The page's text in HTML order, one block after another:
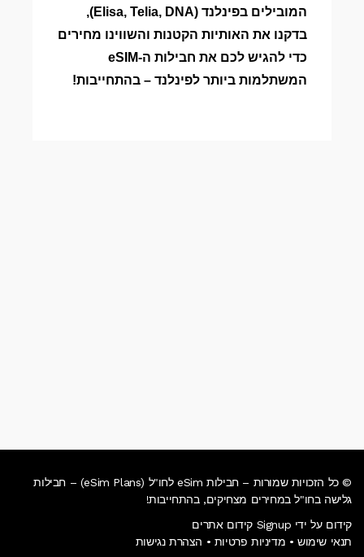
המובילים בפינלנד (Elisa, Telia, DNA),
בדקנו את האותיות הקטנות והשווינו מחירים
כדי להגיש לכם את חבילות ה-eSIM
המשתלמות ביותר לפינלנד – בהתחייבות!
© כל הזכויות שמורות – חבילות eSim לחו"ל (eSim Plans) – חבילות
גלישה בחו"ל במחירים מצחיקים, בהתחייבות!
קידום על ידי Signup קידום אתרים
תנאי שימוש • מדיניות פרטיות • הצהרת נגישות